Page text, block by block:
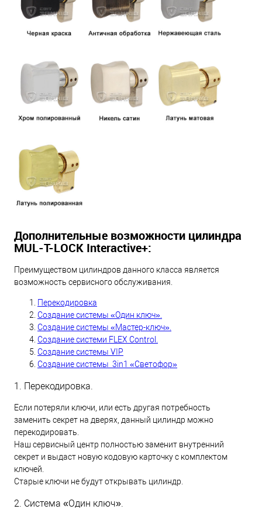
Дополнительные возможности цилиндра
MUL-T-LOCK Interactive+:
Преимуществом цилиндров данного класса является
возможность сервисного обслуживания.
Перекодировка
Создание системы «Один ключ».
Создание системы «Мастер-ключ».
Создание системи FLEX Control.
Создание системы VIP
Создание системы 3in1 «Светофор»
1. Перекодировка.
Если потеряли ключи, или есть другая потребность
заменить секрет на дверях, данный цилиндр можно
перекодировать.
Наш сервисный центр полностью заменит внутренний
секрет и выдаст новую кодовую карточку с комплектом
ключей.
Старые ключи не будут открывать цилиндр.
2. Система «Один ключ».